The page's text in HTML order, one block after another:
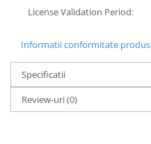
Servere
Software
Retelistica & Supraveghere
Printing
Multifunctionale
License Validation Period:
Informatii conformitate produs
Specificatii
Review-uri(0)